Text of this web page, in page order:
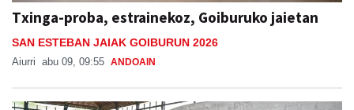
abu 09, 09:55